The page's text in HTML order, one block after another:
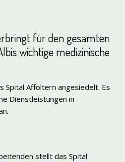
für den gesamten
wichtige medizinische
Spital Affoltern angesiedelt. Es
Dienstleistungen in
stellt das Spital